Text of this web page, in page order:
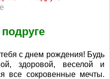
с днем рождения! Будь
здоровой, веселой и
все сокровенные мечты.